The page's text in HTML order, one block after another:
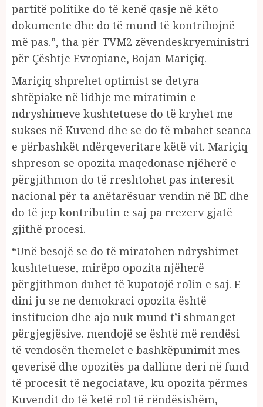
partitë politike do të kenë qasje në këto
dokumente dhe do të mund të kontribojnë
më pas.”, tha për TVM2 zëvendeskryeministri
për Çështje Evropiane, Bojan Mariçiq.
Mariçiq shprehet optimist se detyra
shtëpiake në lidhje me miratimin e
ndryshimeve kushtetuese do të kryhet me
sukses në Kuvend dhe se do të mbahet seanca
e përbashkët ndërqeveritare këtë vit. Mariçiq
shpreson se opozita maqedonase njëherë e
përgjithmon do të rreshtohet pas interesit
nacional për ta anëtarësuar vendin në BE dhe
do të jep kontributin e saj pa rrezerv gjatë
gjithë procesi.
“Unë besojë se do të miratohen ndryshimet
kushtetuese, mirëpo opozita njëherë
përgjithmon duhet të kupotojë rolin e saj. E
dini ju se ne demokraci opozita është
institucion dhe ajo nuk mund t’i shmanget
përgjegjësive. mendojë se është më rendësi
të vendosën themelet e bashkëpunimit mes
qeverisë dhe opozitës pa dallime deri në fund
të procesit të negociatave, ku opozita përmes
Kuvendit do të ketë rol të rëndësishëm,